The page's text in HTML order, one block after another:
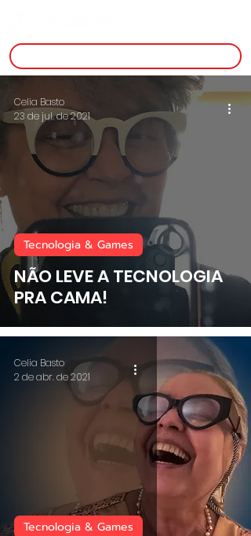
NÃO LEVE A TECNOLOGIA
PRA CAMA!
Tecnologia & Games
Celia Basto
23 de jul. de 2021
Tecnologia & Games
Celia Basto
2 de abr. de 2021